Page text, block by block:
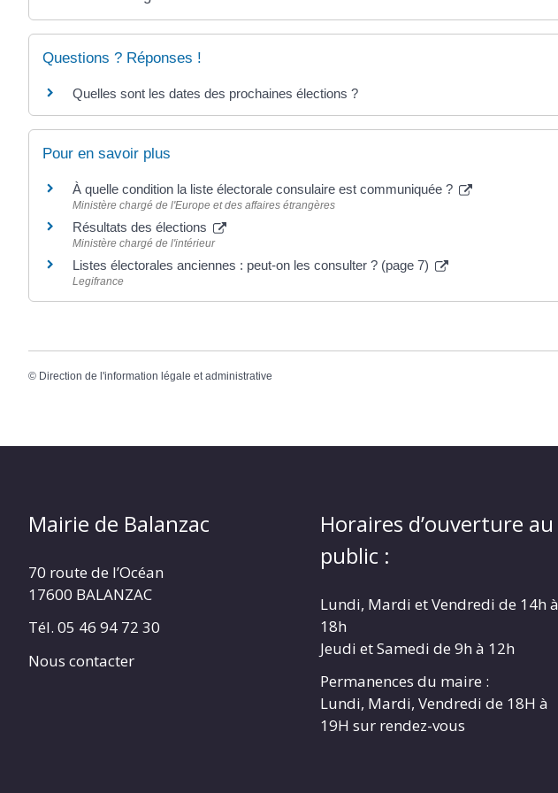
Questions ? Réponses !
Quelles sont les dates des prochaines élections ?
Pour en savoir plus
À quelle condition la liste électorale consulaire est communiquée ?
Ministère chargé de l'Europe et des affaires étrangères
Résultats des élections
Ministère chargé de l'intérieur
Listes électorales anciennes : peut-on les consulter ? (page 7)
Legifrance
© Direction de l'information légale et administrative
Mairie de Balanzac
70 route de l’Océan
17600 BALANZAC
Tél. 05 46 94 72 30
Nous contacter
Horaires d’ouverture au
public :
Lundi, Mardi et Vendredi de 14h à
18h
Jeudi et Samedi de 9h à 12h
Permanences du maire :
Lundi, Mardi, Vendredi de 18H à
19H sur rendez-vous